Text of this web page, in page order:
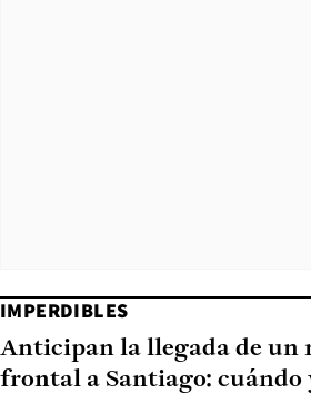
IMPERDIBLES
Anticipan la llegada de un
frontal a Santiago: cuándo